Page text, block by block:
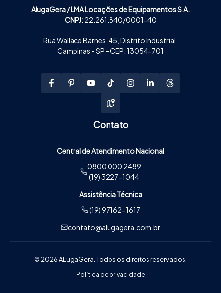
AlugaGera / LMA Locações de Equipamentos S.A.
CNPJ:22.261.840/0001-40
Rua Wallace Barnes, 45, Distrito Industrial,
Campinas - SP - CEP: 13054-701
Contato
Central de Atendimento Nacional
0800 000 2489
(19) 3227-1044
Assistência Técnica
(19) 97162-1617
contato@alugagera.com.br
© 2026 ALugaGera. Todos os direitos reservados.
Política de privacidade